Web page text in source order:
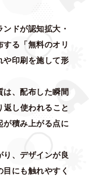
ドが認知拡大・
る「無料のオリ
や印刷を施して形
は、配布した瞬間
返し使われること
が積み上がる点に
、デザインが良
にも触れやすく